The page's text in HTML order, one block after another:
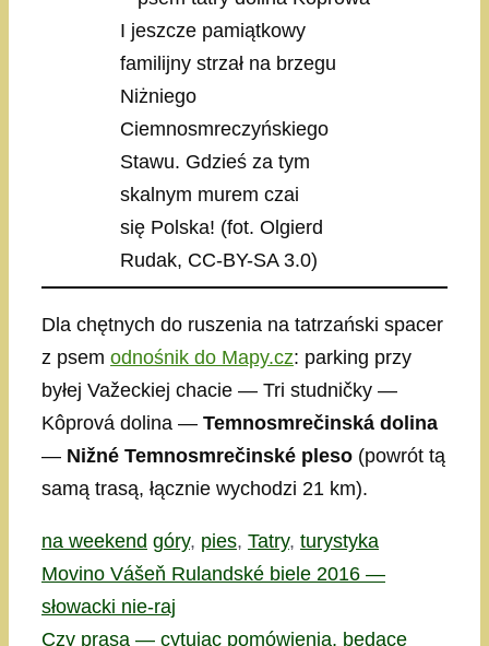
I jeszcze pamiątkowy
familijny strzał na brzegu
Niżniego
Ciemnosmreczyńskiego
Stawu. Gdzieś za tym
skalnym murem czai
się Polska! (fot. Olgierd
Rudak, CC-BY-SA 3.0)
Dla chętnych do ruszenia na tatrzański spacer
z psem odnośnik do Mapy.cz: parking przy
byłej Važeckiej chacie — Tri studničky —
Kôprová dolina — Temnosmrečinská dolina
— Nižné Temnosmrečinské pleso (powrót tą
samą trasą, łącznie wychodzi 21 km).
Kategorie
na weekend Tagi
góry, pies, Tatry, turystyka
Movino Vášeň Rulandské biele 2016 —
słowacki nie-raj
Czy prasa — cytując pomówienia, będące